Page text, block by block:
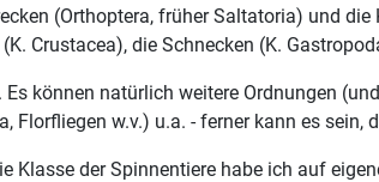
(Orthoptera, früher Saltatoria) und
Crustacea), die Schnecken (K.
können natürlich weitere Ordnungen
Florfliegen w.v.) u.a. - ferner kann es
Klasse der Spinnentiere habe ich auf